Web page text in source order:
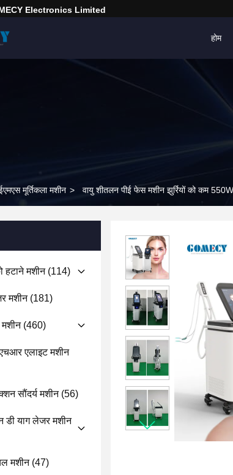
Electronics Limited
होम
मूर्तिकला मशीन > वायु शीतलन पीई फेस मशीन झुर्रियों को कम
हटाने मशीन(114)
मशीन(181)
मशीन(460)
एलाइट मशीन
सौंदर्य मशीन(56)
डी याग लेजर मशीन
मशीन(47)